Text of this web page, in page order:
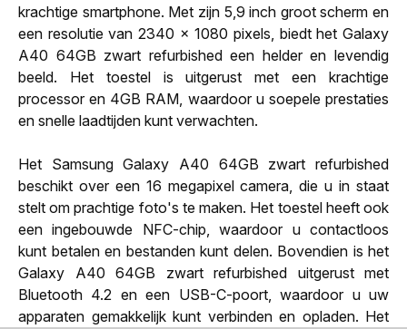
krachtige smartphone. Met zijn 5,9 inch groot scherm en
een resolutie van 2340 x 1080 pixels, biedt het Galaxy
A40 64GB zwart refurbished een helder en levendig
beeld. Het toestel is uitgerust met een krachtige
processor en 4GB RAM, waardoor u soepele prestaties
en snelle laadtijden kunt verwachten.
Het Samsung Galaxy A40 64GB zwart refurbished
beschikt over een 16 megapixel camera, die u in staat
stelt om prachtige foto's te maken. Het toestel heeft ook
een ingebouwde NFC-chip, waardoor u contactloos
kunt betalen en bestanden kunt delen. Bovendien is het
Galaxy A40 64GB zwart refurbished uitgerust met
Bluetooth 4.2 en een USB-C-poort, waardoor u uw
apparaten gemakkelijk kunt verbinden en opladen. Het